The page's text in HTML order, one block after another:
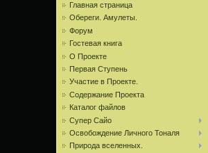
Главная страница
Обереги. Амулеты.
Форум
Гостевая книга
О Проекте
Первая Ступень
Участие в Проекте.
Содержание Проекта
Каталог файлов
Супер Сайо
Освобождение Личного Тоналя
Природа вселенных.